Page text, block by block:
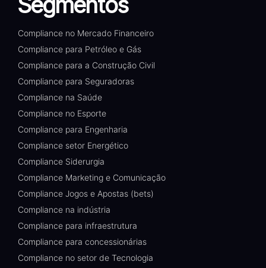
Compliance no Mercado Financeiro
Compliance para Petróleo e Gás
Compliance para a Construção Civil
Compliance para Seguradoras
Compliance na Saúde
Compliance no Esporte
Compliance para Engenharia
Compliance setor Energético
Compliance Siderurgia
Compliance Marketing e Comunicação
Compliance Jogos e Apostas (bets)
Compliance na indústria
Compliance para infraestrutura
Compliance para concessionárias
Compliance no setor de Tecnologia